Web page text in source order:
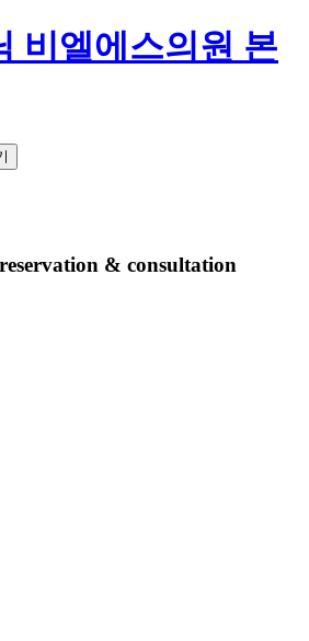
비엘에스의원 본
reservation & consultation